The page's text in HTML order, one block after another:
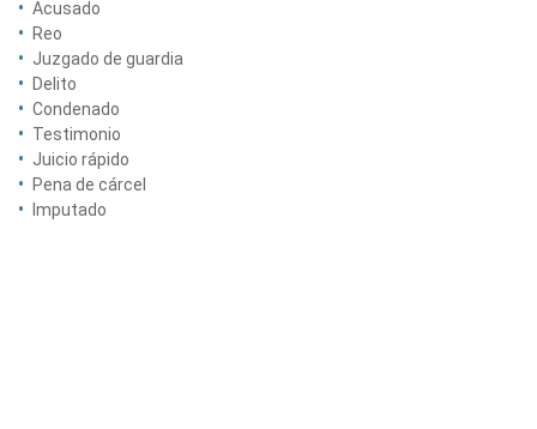
Acusado
Reo
Juzgado de guardia
Delito
Condenado
Testimonio
Juicio rápido
Pena de cárcel
Imputado